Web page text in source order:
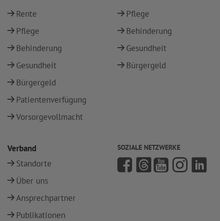
Rente
Pflege
Behinderung
Gesundheit
Bürgergeld
Patientenverfügung
Vorsorgevollmacht
Pflege
Behinderung
Gesundheit
Bürgergeld
Verband
Standorte
Über uns
Ansprechpartner
Publikationen
SOZIALE NETZWERKE